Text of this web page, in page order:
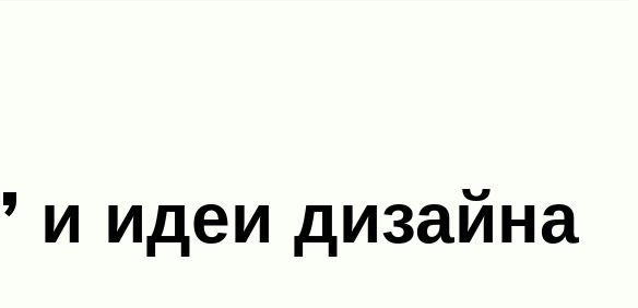
и идеи дизайна